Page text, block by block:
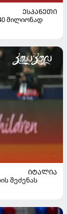
ᲔᲡᲞᲐᲜᲔᲗᲘ
მილიონად
ᲘᲢᲐᲚᲘᲐ
შეძენას